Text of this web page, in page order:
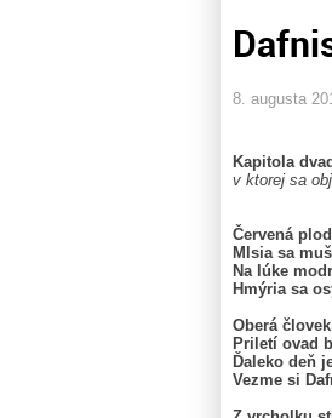
8. augusta
Kapitola
v ktorej sa
Červená
Mlsia sa
Na lúke
Hmýria sa
Oberá
Priletí ovad
Ďaleko deň
Vezme si